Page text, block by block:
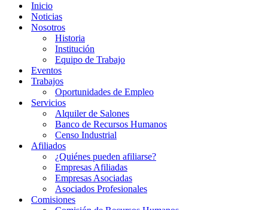
Inicio
Noticias
Nosotros
Historia
Institución
Equipo de Trabajo
Eventos
Trabajos
Oportunidades de Empleo
Servicios
Alquiler de Salones
Banco de Recursos Humanos
Censo Industrial
Afiliados
¿Quiénes pueden afiliarse?
Empresas Afiliadas
Empresas Asociadas
Asociados Profesionales
Comisiones